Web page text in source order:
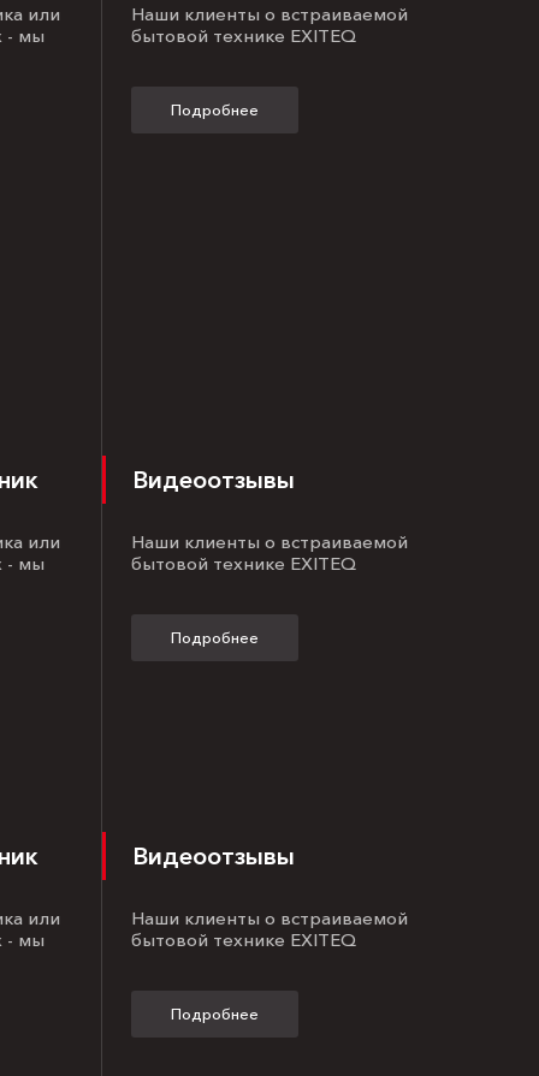
или
- мы
Наши клиенты о встраиваемой
бытовой технике EXITEQ
Подробнее
или
- мы
Видеоотзывы
Наши клиенты о встраиваемой
бытовой технике EXITEQ
Подробнее
или
- мы
Видеоотзывы
Наши клиенты о встраиваемой
бытовой технике EXITEQ
Подробнее